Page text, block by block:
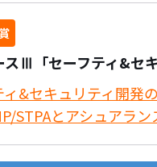
スⅢ「セーフティ&セ
ィ&セキュリティ開発
STPAとアシュアラ